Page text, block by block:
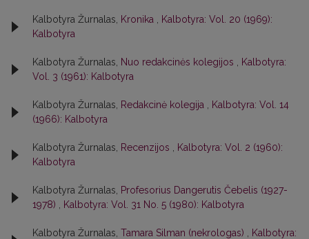
Kalbotyra Žurnalas, Kronika
Kalbotyra: Vol. 20 (1969):
Kalbotyra
Kalbotyra Žurnalas, Nuo redakcinės kolegijos
Kalbotyra:
Vol. 3 (1961): Kalbotyra
Kalbotyra Žurnalas, Redakcinė kolegija
Kalbotyra: Vol. 14
(1966): Kalbotyra
Kalbotyra Žurnalas, Recenzijos
Kalbotyra: Vol. 2 (1960):
Kalbotyra
Kalbotyra Žurnalas,
Profesorius Dangerutis Čebelis (1927-
1978)
Kalbotyra: Vol. 31 No. 5 (1980): Kalbotyra
Kalbotyra Žurnalas, Tamara Silman (nekrologas)
Kalbotyra: